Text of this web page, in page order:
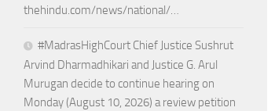
thehindu.com/news/national/…
#MadrasHighCourt Chief Justice Sushrut
Arvind Dharmadhikari and Justice G. Arul
Murugan decide to continue hearing on
Monday (August 10, 2026) a review petition